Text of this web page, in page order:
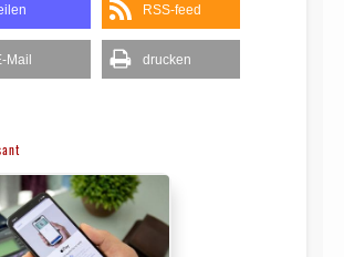
RSS-feed
Mail drucken